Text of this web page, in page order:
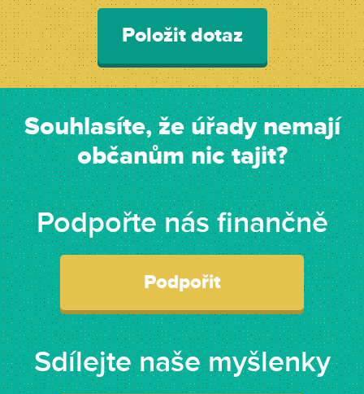
Položit dotaz
Souhlasíte, že úřady nemají
občanům nic tajit?
Podpořte nás finančně
Podpořit
Sdílejte naše myšlenky